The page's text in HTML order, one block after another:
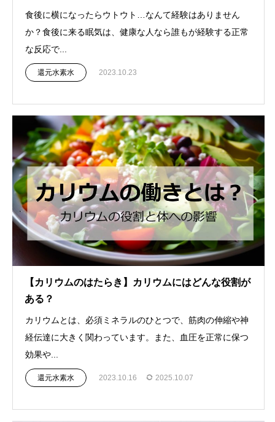
食後に横になったらウトウト…なんて経験はありません
か？食後に来る眠気は、健康な人なら誰もが経験する正常
な反応で...
還元水素水 2023.10.23
【カリウムのはたらき】カリウムにはどんな役割が
ある？
カリウムとは、必須ミネラルのひとつで、筋肉の伸縮や神
経伝達に大きく関わっています。また、血圧を正常に保つ
効果や...
還元水素水 2023.10.16 2025.10.07